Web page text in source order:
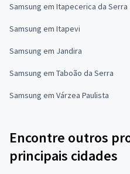
Samsung em Itapecerica da Serra
Samsung em Itapevi
Samsung em Jandira
Samsung em Taboão da Serra
Samsung em Várzea Paulista
Encontre outros
principais cidades